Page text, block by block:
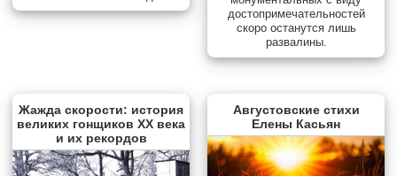
достопримечательностей
скоро останутся лишь
развалины.
Жажда скорости: история
великих гонщиков XX века
и их рекордов
Августовские стихи
Елены Касьян